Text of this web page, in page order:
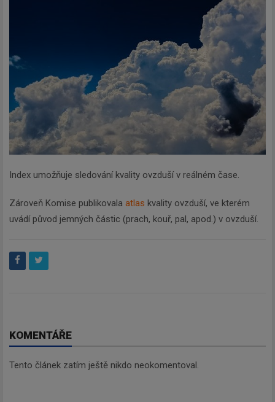
Index umožňuje sledování kvality ovzduší v reálném čase.
Zároveň Komise publikovala atlas kvality ovzduší, ve kterém
uvádí původ jemných částic (prach, kouř, pal, apod.) v ovzduší.
KOMENTÁŘE
Tento článek zatím ještě nikdo neokomentoval.